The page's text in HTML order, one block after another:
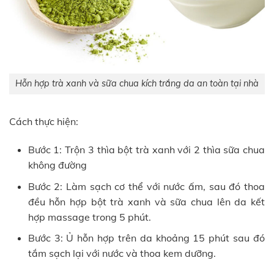
Hỗn hợp trà xanh và sữa chua kích trắng da an toàn tại nhà
Cách thực hiện:
Bước 1: Trộn 3 thìa bột trà xanh với 2 thìa sữa chua
không đường
Bước 2: Làm sạch cơ thể với nước ấm, sau đó thoa
đều hỗn hợp bột trà xanh và sữa chua lên da kết
hợp massage trong 5 phút.
Bước 3: Ủ hỗn hợp trên da khoảng 15 phút sau đó
tắm sạch lại với nước và thoa kem dưỡng.